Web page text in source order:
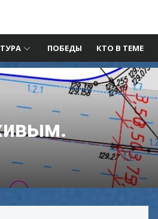
ПОБЕДЫ КТО В ТЕМЕ